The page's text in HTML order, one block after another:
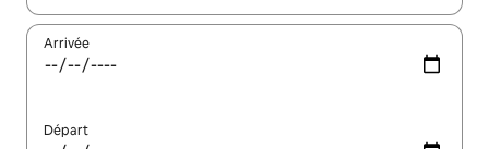
Arrivée
Départ